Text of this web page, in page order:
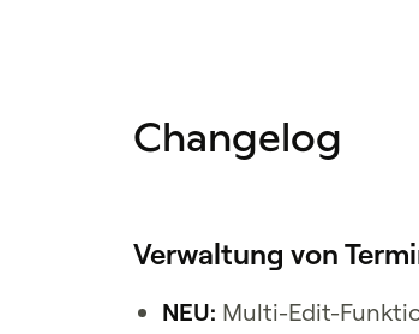
Changelog
Verwaltung von
NEU: Multi-Edit-